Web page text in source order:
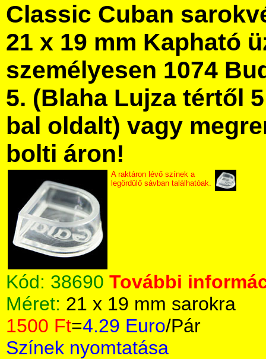
Classic Cuban
21 x 19 mm Kapható
személyesen 1074
5. (Blaha Lujza tértől
bal oldalt) vagy
bolti áron!
A raktáron lévő színek a
legördülő sávban találhatóak.
Kód: 38690 További
Méret: 21 x 19 mm sarokra
1500 Ft=4.29 Euro/Pár
Színek nyomtatása